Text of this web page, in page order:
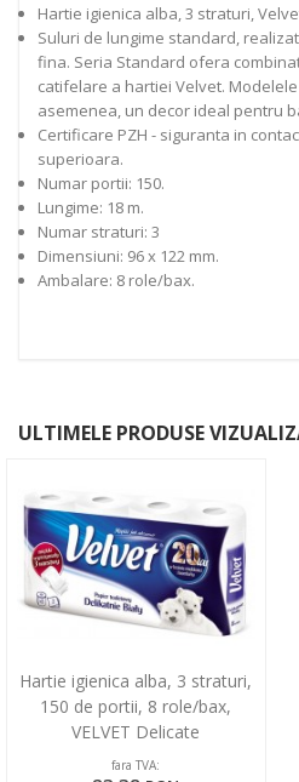
Hartie igienica alba, 3 straturi,
Suluri de lungime standard,
fina. Seria Standard ofera
catifelare a hartiei Velvet.
asemenea, un decor ideal pentru
Certificare PZH - siguranta in
superioara.
Numar portii: 150.
Lungime: 18 m.
Numar straturi: 3
Dimensiuni: 96 x 122 mm.
Ambalare: 8 role/bax.
ULTIMELE PRODUSE
Hartie igienica alba, 3 straturi,
150 de portii, 8 role/bax,
VELVET Delicate
fara TVA: